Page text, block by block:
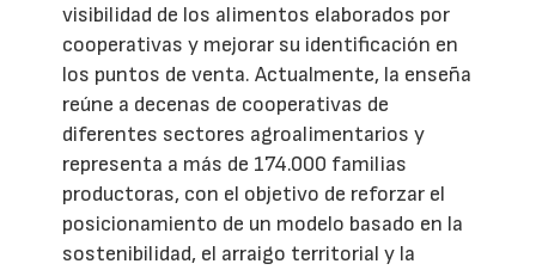
visibilidad de los alimentos elaborados por
cooperativas y mejorar su identificación en
los puntos de venta. Actualmente, la enseña
reúne a decenas de cooperativas de
diferentes sectores agroalimentarios y
representa a más de 174.000 familias
productoras, con el objetivo de reforzar el
posicionamiento de un modelo basado en la
sostenibilidad, el arraigo territorial y la